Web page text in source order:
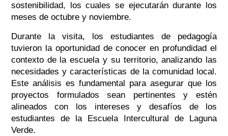
sostenibilidad, los cuales se ejecutarán durante los
meses de octubre y noviembre.
Durante la visita, los estudiantes de pedagogía
tuvieron la oportunidad de conocer en profundidad el
contexto de la escuela y su territorio, analizando las
necesidades y características de la comunidad local.
Este análisis es fundamental para asegurar que los
proyectos formulados sean pertinentes y estén
alineados con los intereses y desafíos de los
estudiantes de la Escuela Intercultural de Laguna
Verde.